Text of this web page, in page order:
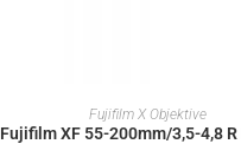
IN DEN WARENKORB
Fujifilm X Objektive
Fujifilm XF 55-200mm/3,5-4,8 R